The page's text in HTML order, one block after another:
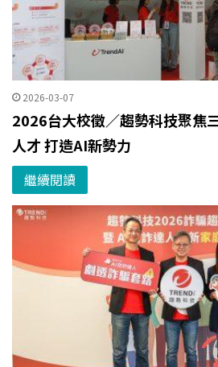
2026-03-07
2026台大校徵／趨勢科技聚焦
人才 打造AI新勢力
繼續閱讀